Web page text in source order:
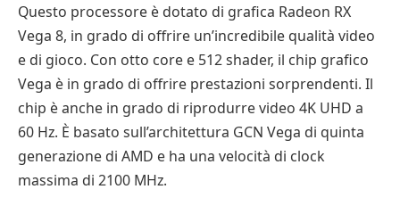
Questo processore è dotato di grafica Radeon RX
Vega 8, in grado di offrire un’incredibile qualità video
e di gioco. Con otto core e 512 shader, il chip grafico
Vega è in grado di offrire prestazioni sorprendenti. Il
chip è anche in grado di riprodurre video 4K UHD a
60 Hz. È basato sull’architettura GCN Vega di quinta
generazione di AMD e ha una velocità di clock
massima di 2100 MHz.